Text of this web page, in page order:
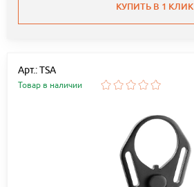
КУПИТЬ В 1 КЛИК
Арт.: TSA
Товар в наличии